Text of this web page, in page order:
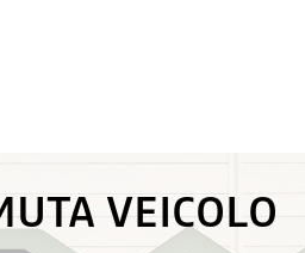
VEICOLO